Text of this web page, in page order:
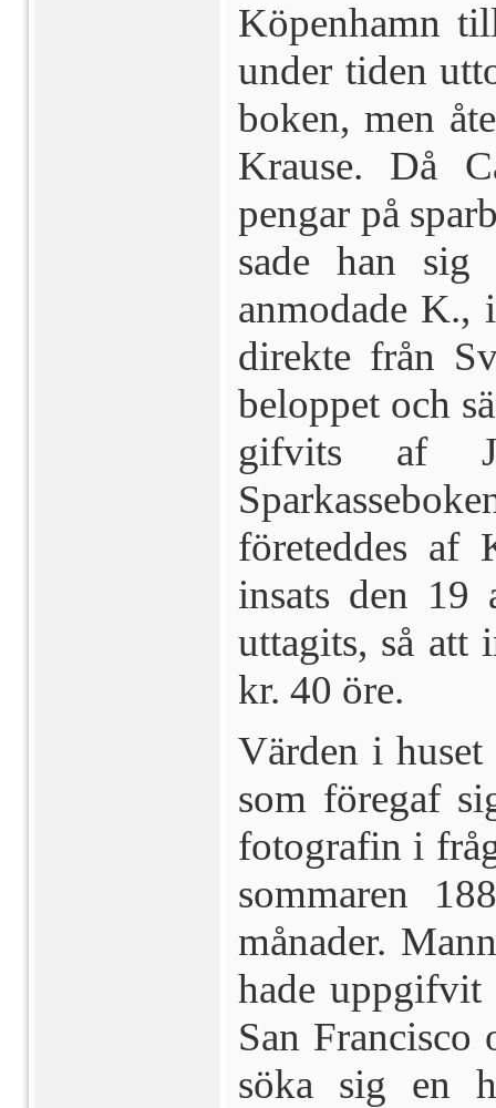
Köpenhamn
under tiden
boken, men
Krause. Då
pengar på
sade han sig
anmodade K.,
direkte från
beloppet och
gifvits af
företeddes af
insats den 19
uttagits, så att
kr. 40 öre.
Värden i huset
som föregaf
fotografin i
sommaren
månader.
hade uppgifvit
San
söka sig en